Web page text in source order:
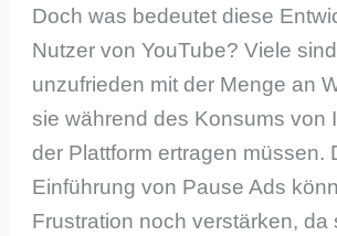
Doch was bedeutet diese
Nutzer von YouTube? Viele
unzufrieden mit der Menge an
sie während des Konsums von
der Plattform ertragen müssen.
Einführung von Pause Ads
Frustration noch verstärken, da